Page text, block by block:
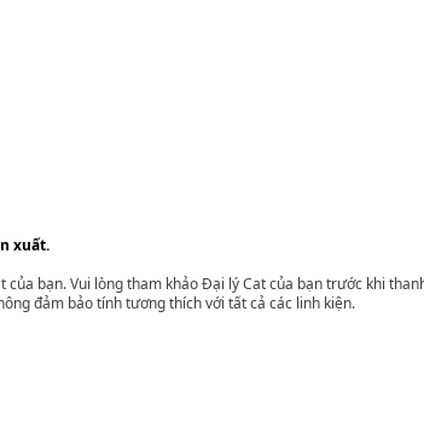
xuất.
bạn. Vui lòng tham khảo Đại lý Cat của bạn trước khi
đảm bảo tính tương thích với tất cả các linh kiện.